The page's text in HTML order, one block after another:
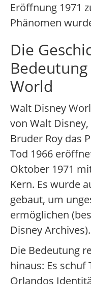
Eröffnung 1971
Phänomen
Die
World
Walt Disney
von Walt
Bruder Roy das
Tod 1966
Oktober 1971
Kern. Es wurde
gebaut, um
ermöglichen
Disney Archives).
Die Bedeutung
hinaus: Es schuf
Orlandos